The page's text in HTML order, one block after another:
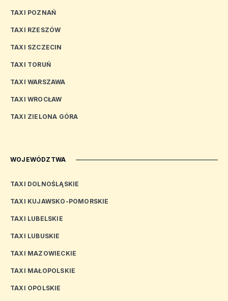
TAXI POZNAŃ
TAXI RZESZÓW
TAXI SZCZECIN
TAXI TORUŃ
TAXI WARSZAWA
TAXI WROCŁAW
TAXI ZIELONA GÓRA
WOJEWÓDZTWA
TAXI DOLNOŚLĄSKIE
TAXI KUJAWSKO-POMORSKIE
TAXI LUBELSKIE
TAXI LUBUSKIE
TAXI MAZOWIECKIE
TAXI MAŁOPOLSKIE
TAXI OPOLSKIE